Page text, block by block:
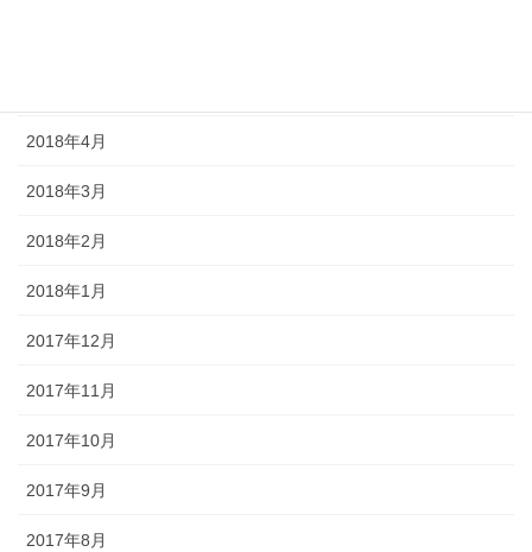
2018年4月
2018年3月
2018年2月
2018年1月
2017年12月
2017年11月
2017年10月
2017年9月
2017年8月